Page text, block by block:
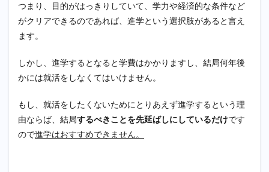
つまり、目的がはっきりしていて、学力や経済的な条件など
がクリアできるのであれば、進学という選択肢があると言え
ます。
しかし、進学するとなると学費はかかりますし、結局何年後
かには就活をしなくてはいけません。
もし、就活をしたくないためにとりあえず進学するという理
由ならば、結局するべきことを先延ばしにしているだけです
ので進学はおすすめできません。